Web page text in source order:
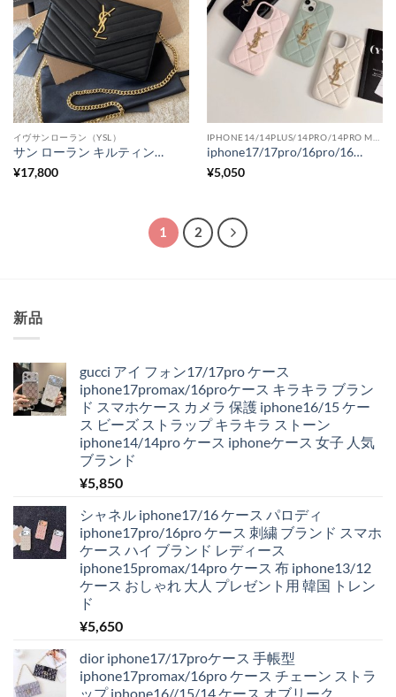
イヴサンローラン（YSL）
サン ローラン キルティング ショルダー バッグ チェーンバッグ ブランド n級品 斜 めがけ バッグ レディース 人気
¥17,800
iphone17/17pro/16pro/16promaxケース レザー 高級 サンローラン iphone15/14/13proケース パステルカラー yslパロディ iphone14promax ケース 人気 ブランド 女子
¥5,050
1 2
新品
gucci アイ フォン17/17pro ケース
iphone17promax/16proケース キラキラ ブラン
ド スマホケース カメラ 保護 iphone16/15 ケー
ス ビーズ ストラップ キラキラ ストーン
iphone14/14pro ケース iphoneケース 女子 人気
ブランド
¥5,850
シャネル iphone17/16 ケース パロディ
iphone17pro/16pro ケース 刺繍 ブランド スマホ
ケース ハイ ブランド レディース
iphone15promax/14pro ケース 布 iphone13/12
ケース おしゃれ 大人 プレゼント用 韓国 トレン
ド
¥5,650
dior iphone17/17proケース 手帳型
iphone17promax/16pro ケース チェーン ストラ
ップ iphone16//15/14 ケース オブリーク